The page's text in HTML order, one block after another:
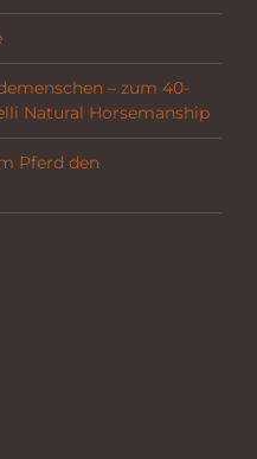
– zum 40-
Natural Horsemanship
Pferd den